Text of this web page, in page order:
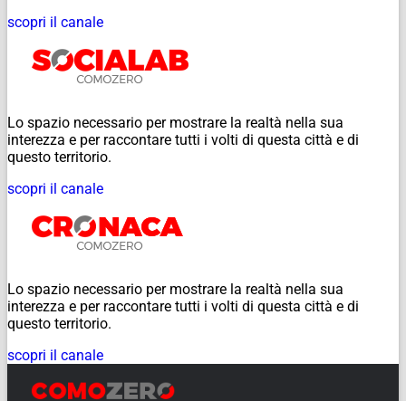
scopri il canale
Lo spazio necessario per mostrare la realtà nella sua
interezza e per raccontare tutti i volti di questa città e di
questo territorio.
scopri il canale
Lo spazio necessario per mostrare la realtà nella sua
interezza e per raccontare tutti i volti di questa città e di
questo territorio.
scopri il canale